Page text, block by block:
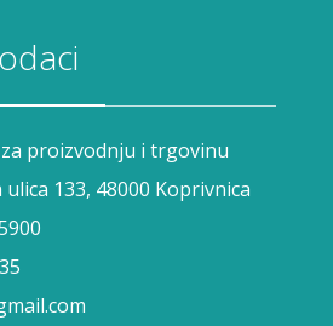
proizvodnju i trgovinu
133, 48000 Koprivnica